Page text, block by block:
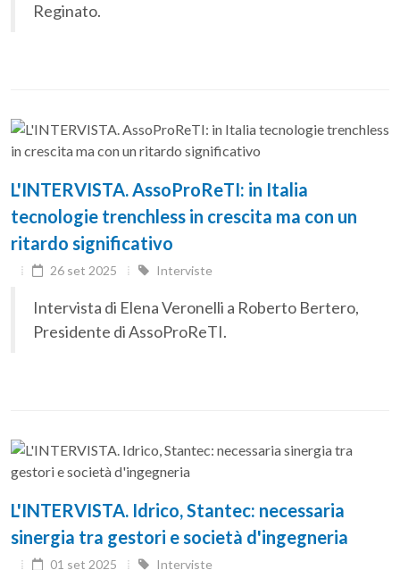
Reginato.
L'INTERVISTA. AssoProReTI: in Italia
tecnologie trenchless in crescita ma con un
ritardo significativo
26 set 2025 Interviste
Intervista di Elena Veronelli a Roberto Bertero,
Presidente di AssoProReTI.
L'INTERVISTA. Idrico, Stantec: necessaria
sinergia tra gestori e società d'ingegneria
01 set 2025 Interviste